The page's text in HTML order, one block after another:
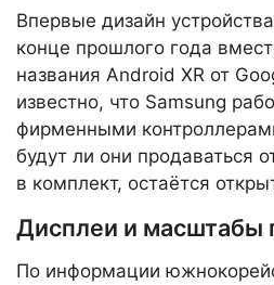
Впервые дизайн
конце прошлого года
названия Android XR от
известно, что Samsung
фирменными
будут ли они продаваться
в комплект, остаётся
Дисплеи и масштабы
По информации